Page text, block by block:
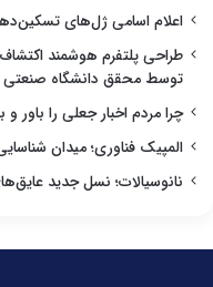
اعلام اسامی ژل‌های
طراحی پلتفرم هوشمند
توسط محقق دانشگاه صنعتی
چرا مردم اخبار جعلی را باور و
المپیک فناوری؛ میدان
نانوسیالات؛ نسل جدید